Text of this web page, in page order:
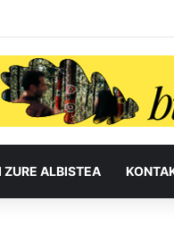
ZURE ALBISTEA